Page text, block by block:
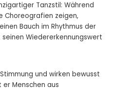
Tanzstil: Während
Choreografien zeigen,
Bauch im Rhythmus der
Wiedererkennungswert
und wirken bewusst
Menschen aus